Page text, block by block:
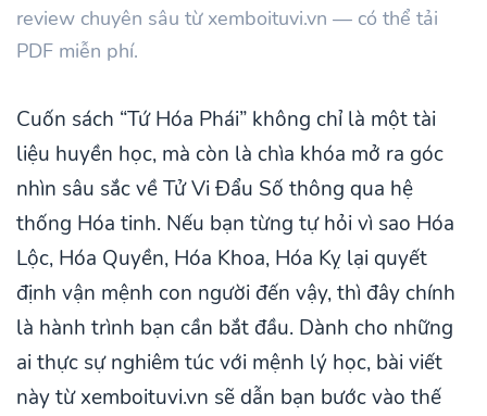
review chuyên sâu từ xemboituvi.vn — có thể tải
PDF miễn phí.
Cuốn sách “Tứ Hóa Phái” không chỉ là một tài
liệu huyền học, mà còn là chìa khóa mở ra góc
nhìn sâu sắc về Tử Vi Đẩu Số thông qua hệ
thống Hóa tinh. Nếu bạn từng tự hỏi vì sao Hóa
Lộc, Hóa Quyền, Hóa Khoa, Hóa Kỵ lại quyết
định vận mệnh con người đến vậy, thì đây chính
là hành trình bạn cần bắt đầu. Dành cho những
ai thực sự nghiêm túc với mệnh lý học, bài viết
này từ xemboituvi.vn sẽ dẫn bạn bước vào thế